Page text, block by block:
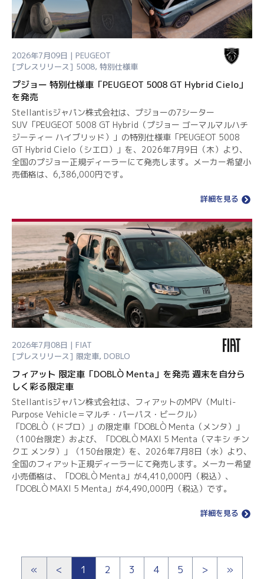
2026年7月09日 | PEUGEOT
[プレスリリース] 5008, 特別仕様車
プジョー 特別仕様車「PEUGEOT 5008 GT Hybrid Cielo」
を発売
Stellantisジャパン株式会社は、プジョーの7シーター
SUV「PEUGEOT 5008 GT Hybrid（プジョー ゴーマルマルハチ
ジーティー ハイブリッド）」の特別仕様車「PEUGEOT 5008
GT Hybrid Cielo（シエロ）」を、2026年7月9日（木）より、
全国のプジョー正規ディーラーにて発売します。メーカー希望小
売価格は、6,386,000円です。
詳細を見る
2026年7月08日 | FIAT
[プレスリリース] 限定車, DOBLO
フィアット 限定車「DOBLÒ Menta」を発売 週末を自分ら
しく彩る限定車
Stellantisジャパン株式会社は、フィアットのMPV（Multi-
Purpose Vehicle＝マルチ・パーパス・ビークル）
「DOBLÒ（ドブロ）」の限定車「DOBLÒ Menta（メンタ）」
（100台限定）および、「DOBLÒ MAXI 5 Menta（マキシ チン
クエ メンタ）」（150台限定）を、2026年7月8日（水）より、
全国のフィアット正規ディーラーにて発売します。メーカー希望
小売価格は、「DOBLÒ Menta」が4,410,000円（税込）、
「DOBLÒ MAXI 5 Menta」が4,490,000円（税込）です。
詳細を見る
« < 1 2 3 4 5 > »